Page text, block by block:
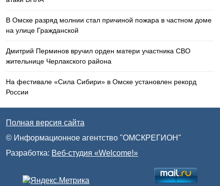
В Омске разряд молнии стал причиной пожара в частном доме
на улице Гражданской
Дмитрий Перминов вручил орден матери участника СВО
жительнице Черлакского района
На фестивале «Сила Сибири» в Омске установлен рекорд
России
Полная версия сайта
© Информационное агентство "ОМСКРЕГИОН"
Разработка: Веб-студия «Welcome!»